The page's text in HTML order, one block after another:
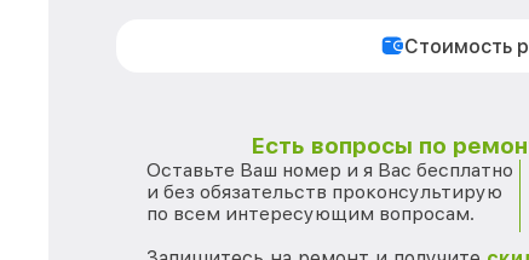
Стоимость
Есть вопросы по
Оставьте Ваш номер и я Вас бесплатно
и без обязательств проконсультирую
по всем интересующим вопросам.